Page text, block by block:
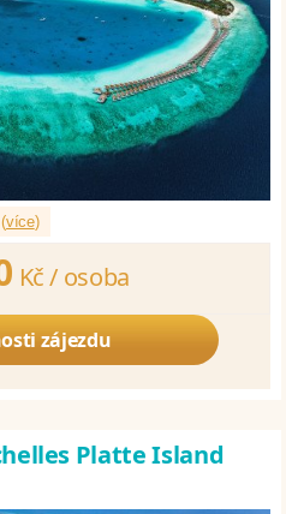
více)
Kč / osoba
zájezdu
Platte Island